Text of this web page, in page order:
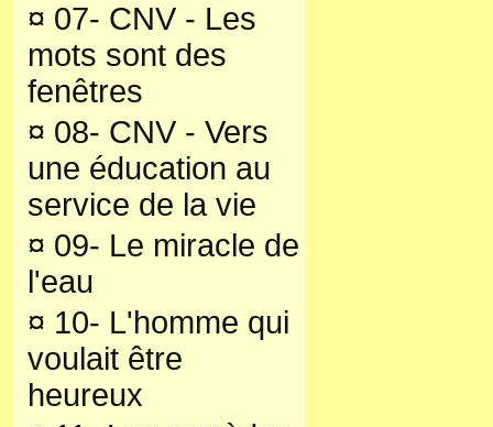
¤ 07- CNV - Les
mots sont des
fenêtres
¤ 08- CNV - Vers
une éducation au
service de la vie
¤ 09- Le miracle de
l'eau
¤ 10- L'homme qui
voulait être
heureux